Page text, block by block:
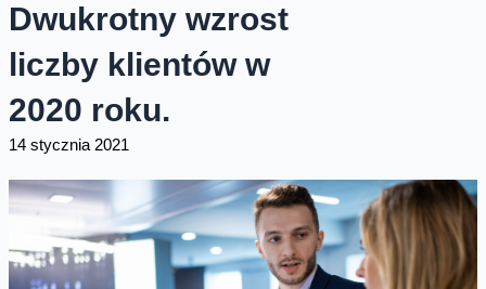
Dwukrotny wzrost
liczby klientów w
2020 roku.
14 stycznia 2021